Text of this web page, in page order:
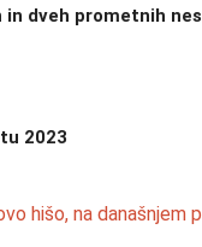
dveh prometnih
2023